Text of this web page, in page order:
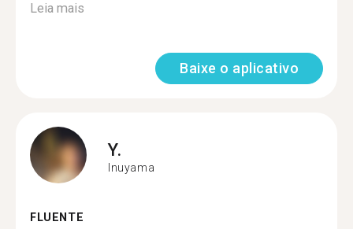
Leia mais
Baixe o aplicativo
Y.
Inuyama
FLUENTE